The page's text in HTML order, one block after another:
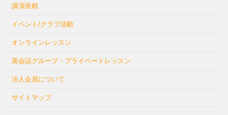
講演依頼
イベント/クラブ活動
オンラインレッスン
英会話グループ・プライベートレッスン
法人会員について
サイトマップ